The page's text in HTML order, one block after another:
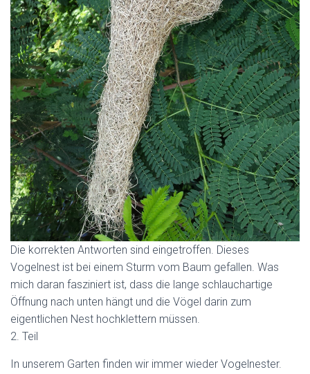
Die korrekten Antworten sind eingetroffen. Dieses
Vogelnest ist bei einem Sturm vom Baum gefallen. Was
mich daran fasziniert ist, dass die lange schlauchartige
Öffnung nach unten hängt und die Vögel darin zum
eigentlichen Nest hochklettern müssen.
2. Teil
In unserem Garten finden wir immer wieder Vogelnester.